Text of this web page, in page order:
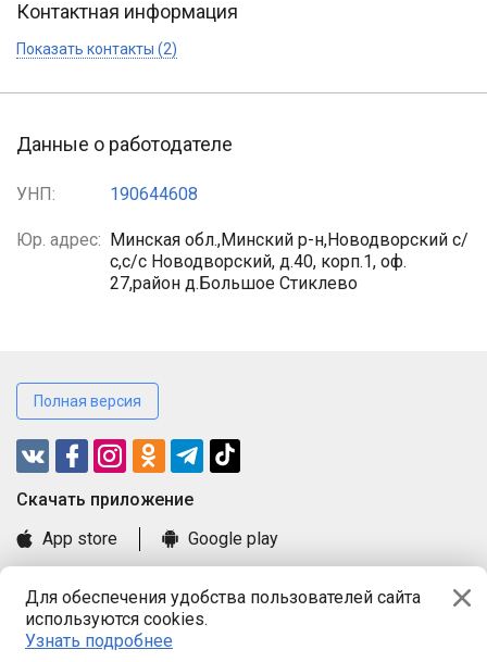
Для обеспечения удобства пользователей сайта
используются cookies.
Узнать подробнее
Контактная информация
Показать контакты (2)
Данные о работодателе
УНП: 190644608
Юр. адрес: Минская обл.,Минский р-н,Новодворский с/
с,с/с Новодворский, д.40, корп.1, оф.
27,район д.Большое Стиклево
Полная версия
Cкачать приложение
App store
Google play
Книга замечаний и предложений
Правила и документы